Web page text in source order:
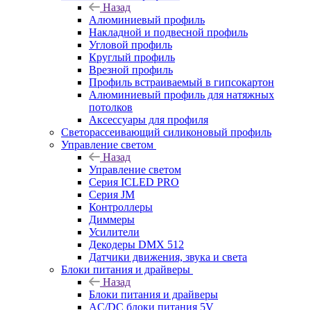
Назад
Алюминиевый профиль
Накладной и подвесной профиль
Угловой профиль
Круглый профиль
Врезной профиль
Профиль встраиваемый в гипсокартон
Алюминиевый профиль для натяжных
потолков
Аксессуары для профиля
Светорассеивающий силиконовый профиль
Управление светом
Назад
Управление светом
Серия ICLED PRO
Серия JM
Контроллеры
Диммеры
Усилители
Декодеры DMX 512
Датчики движения, звука и света
Блоки питания и драйверы
Назад
Блоки питания и драйверы
AC/DC блоки питания 5V